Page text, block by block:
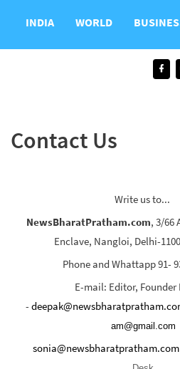
INDIA WORLD
Contact Us
Write us to...
NewsBharatPratham.com, 3/66
Enclave, Nangloi, Delhi-
Phone and Whattapp 91-
E-mail: Editor, Founder
-
am@gmail.com
sonia@newsbharatpratham.com